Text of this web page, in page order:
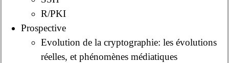
R/PKI
Prospective
Evolution de la cryptographie: les évolutions
réelles, et phénomènes médiatiques